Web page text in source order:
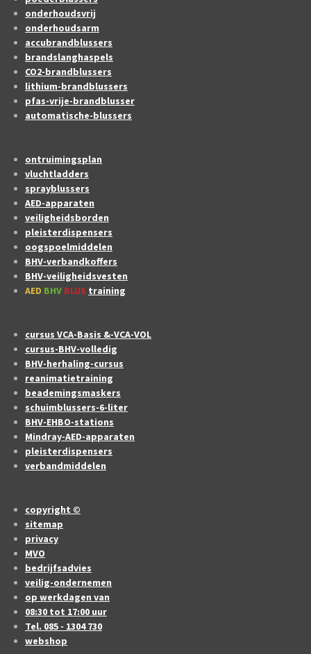
onderhoudsvrij
onderhoudsarm
accubrandblussers
brandslanghaspels
CO2-brandblussers
lithium-brandblussers
pfas-vrije-brandblusser
automatische-blussers
ontruimingsplan
vluchtladders
sprayblussers
AED-apparaten
veiligheidsborden
pleisterdispensers
oogspoelmiddelen
BHV-verbandkoffers
BHV-veiligheidsvesten
AED BHV BLUS training
cursus VCA-Basis &-VCA-VOL
cursus-BHV-volledig
BHV-herhaling-cursus
reanimatietraining
beademingsmaskers
schuimblussers-6-liter
BHV-EHBO-stations
Mindray-AED-apparaten
pleisterdispensers
verbandmiddelen
copyright ©
sitemap
privacy
MVO
bedrijfsadvies
veilig-ondernemen
op werkdagen van
08:30 tot 17:00 uur
Tel. 085 - 1304 730
webshop